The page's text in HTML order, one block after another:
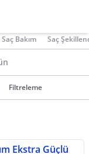
Saç Bakım Saç
Filtreleme